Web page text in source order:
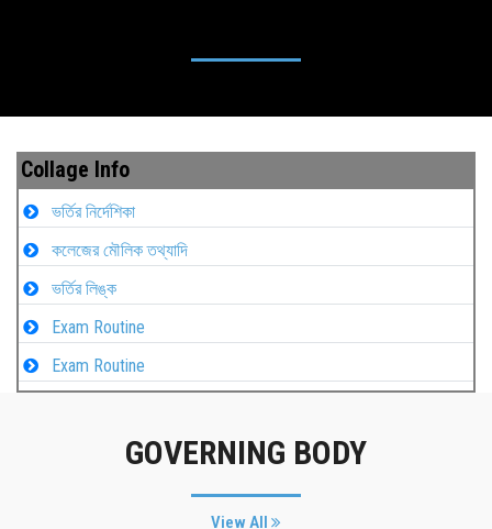
Collage Info
ভর্তির নির্দেশিকা
কলেজের মৌলিক তথ্যাদি
ভর্তির লিঙ্ক
Exam Routine
Exam Routine
GOVERNING BODY
View All